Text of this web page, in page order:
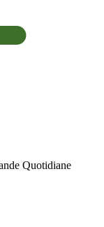
Quotidiane